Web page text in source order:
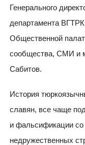
Генерального
департамента
Общественной
сообщества, СМИ и
Сабитов.
История
славян, все чаще
и фальсификации со
недружественных